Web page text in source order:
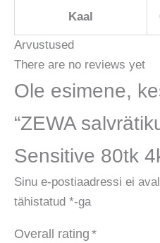
Kaal
Arvustused
There are no reviews yet
Ole esimene,
“ZEWA
Sensitive 80tk
Sinu e-postiaadressi ei
tähistatud *-ga
Overall rating *